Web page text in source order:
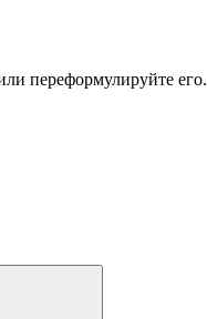
переформулируйте его.